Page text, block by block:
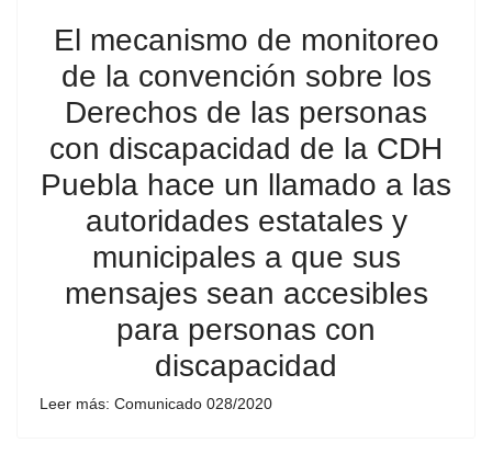
El mecanismo de monitoreo
de la convención sobre los
Derechos de las personas
con discapacidad de la CDH
Puebla hace un llamado a las
autoridades estatales y
municipales a que sus
mensajes sean accesibles
para personas con
discapacidad
Leer más: Comunicado 028/2020